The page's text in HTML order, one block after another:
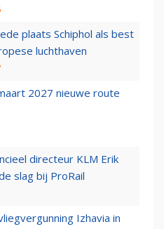
plaats Schiphol als best
luchthaven
2027 nieuwe route
directeur KLM Erik
slag bij ProRail
Izhavia in